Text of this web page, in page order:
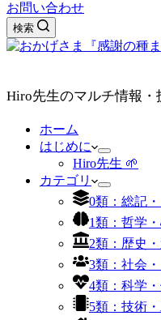
お問い合わせ
検索
Hiro先生のマルチ情報・
ホーム
はじめに
Hiro先生 🌱
カテゴリ
0類：総記
1類：哲学
2類：歴史
3類：社会
4類：科学
5類：技術